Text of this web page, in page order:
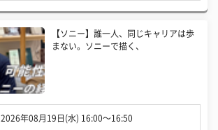
【ソニー】誰一人、同じキャリアは歩
まない。ソニーで描く、
2026年08月19日(水) 16:00〜16:50